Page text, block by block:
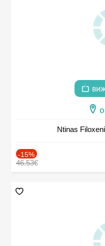
Ntinas
-15%
46.53€